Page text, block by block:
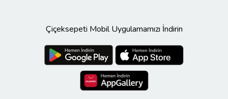
Çiçeksepeti Mobil Uygulamamızı İndirin